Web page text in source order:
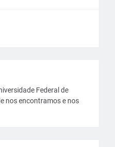
Federal de
nos encontramos e nos